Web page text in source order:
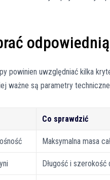
powinien uwzględniać kilka
ważne są parametry
Co sprawdzić
Maksymalna masa
Długość i szerokość